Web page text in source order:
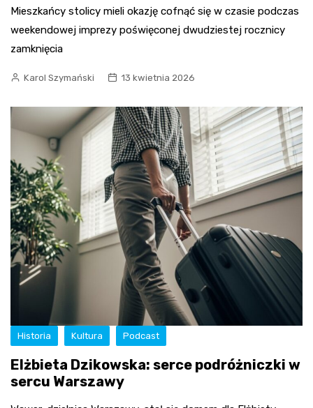
Mieszkańcy stolicy mieli okazję cofnąć się w czasie podczas
weekendowej imprezy poświęconej dwudziestej rocznicy
zamknięcia
Karol Szymański 13 kwietnia 2026
Historia Kultura Podcast
Elżbieta Dzikowska: serce podróżniczki w
sercu Warszawy